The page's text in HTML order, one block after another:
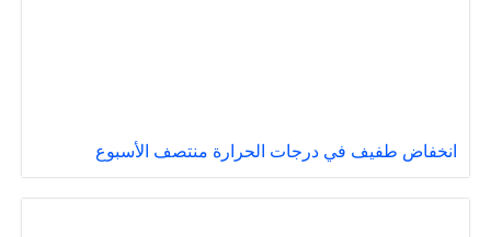
انخفاض طفيف في درجات الحرارة منتصف الأسبوع